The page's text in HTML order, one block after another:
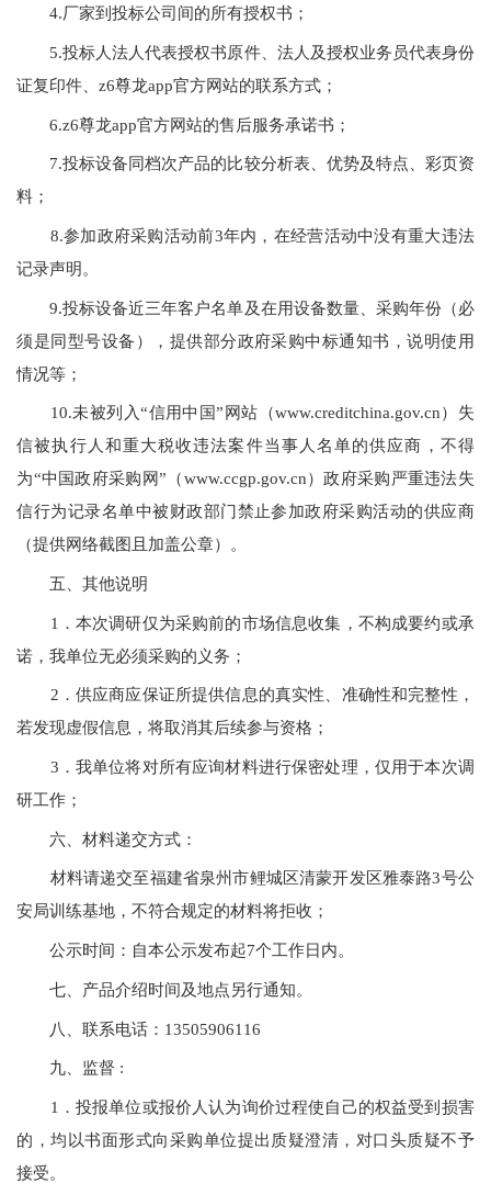
4.厂家到投标公司间的所有授权书；
5.投标人法人代表授权书原件、法人及授权业务员代表身份
证复印件、z6尊龙app官方网站的联系方式；
6.z6尊龙app官方网站的售后服务承诺书；
7.投标设备同档次产品的比较分析表、优势及特点、彩页资
料；
8.参加政府采购活动前3年内，在经营活动中没有重大违法
记录声明。
9.投标设备近三年客户名单及在用设备数量、采购年份（必
须是同型号设备），提供部分政府采购中标通知书，说明使用
情况等；
10.未被列入“信用中国”网站（www.creditchina.gov.cn）失
信被执行人和重大税收违法案件当事人名单的供应商，不得
为“中国政府采购网”（www.ccgp.gov.cn）政府采购严重违法失
信行为记录名单中被财政部门禁止参加政府采购活动的供应商
（提供网络截图且加盖公章）。
五、其他说明
1．本次调研仅为采购前的市场信息收集，不构成要约或承
诺，我单位无必须采购的义务；
2．供应商应保证所提供信息的真实性、准确性和完整性，
若发现虚假信息，将取消其后续参与资格；
3．我单位将对所有应询材料进行保密处理，仅用于本次调
研工作；
六、材料递交方式：
材料请递交至福建省泉州市鲤城区清蒙开发区雅泰路3号公
安局训练基地，不符合规定的材料将拒收；
公示时间：自本公示发布起7个工作日内。
七、产品介绍时间及地点另行通知。
八、联系电话：13505906116
九、监督 :
1．投报单位或报价人认为询价过程使自己的权益受到损害
的，均以书面形式向采购单位提出质疑澄清，对口头质疑不予
接受。